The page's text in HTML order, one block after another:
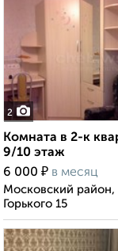
2
Комната в 2-к
9/10 этаж
6 000 ₽ в месяц
Московский
Горького 15